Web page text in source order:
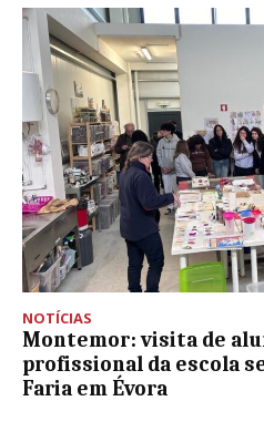
NOTÍCIAS
Montemor: visita de
profissional da escola
Faria em Évora